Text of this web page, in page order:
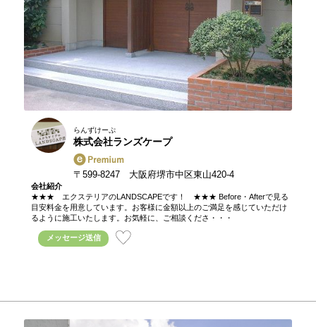
らんずけーぷ
株式会社ランズケープ
〒599-8247 大阪府堺市中区東山420-4
会社紹介
★★★ エクステリアのLANDSCAPEです！ ★★★ Before・Afterで見る
目安料金を用意しています。お客様に金額以上のご満足を感じていただけ
るように施工いたします。お気軽に、ご相談くださ・・・
メッセージ送信